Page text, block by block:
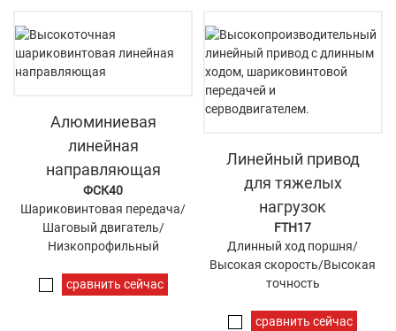
Алюминиевая
линейная
направляющая
ФСК40
Шариковинтовая передача/
Шаговый двигатель/
Низкопрофильный
сравнить сейчас
Линейный привод
для тяжелых
нагрузок
FTH17
Длинный ход поршня/
Высокая скорость/Высокая
точность
сравнить сейчас